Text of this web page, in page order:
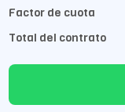
Factor de cuota
Total del contrato